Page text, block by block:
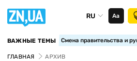
RU Аа
ВАЖНЫЕ ТЕМЫ Смена правительства и
ГЛАВНАЯ АРХИВ